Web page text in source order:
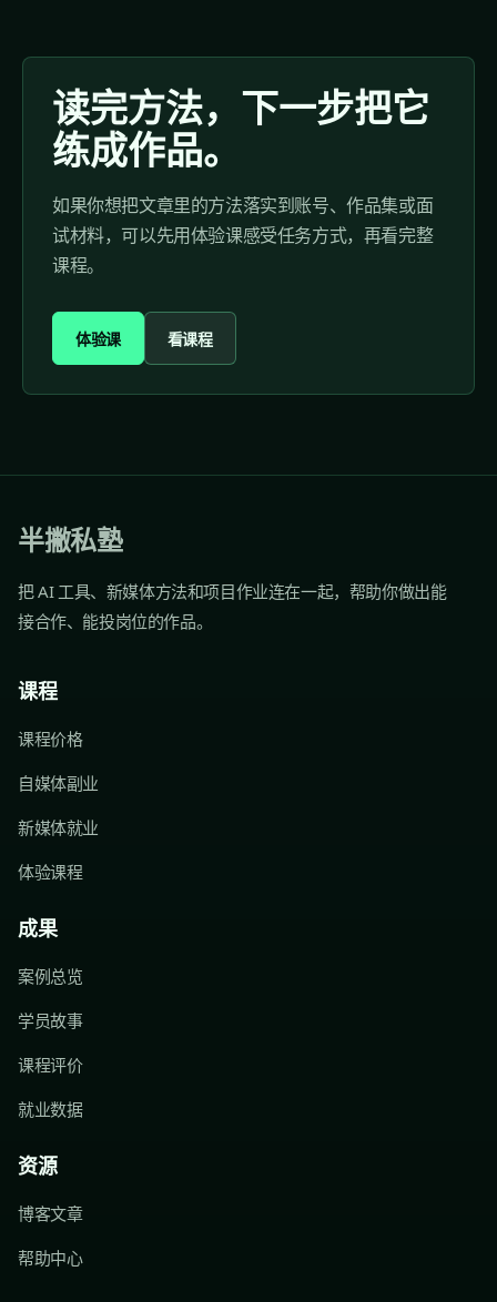
读完方法，下一步把它
练成作品。
如果你想把文章里的方法落实到账号、作品集或面
试材料，可以先用体验课感受任务方式，再看完整
课程。
体验课 看课程
半撇私塾
把 AI 工具、新媒体方法和项目作业连在一起，帮助你做出能
接合作、能投岗位的作品。
课程
课程价格
自媒体副业
新媒体就业
体验课程
成果
案例总览
学员故事
课程评价
就业数据
资源
博客文章
帮助中心